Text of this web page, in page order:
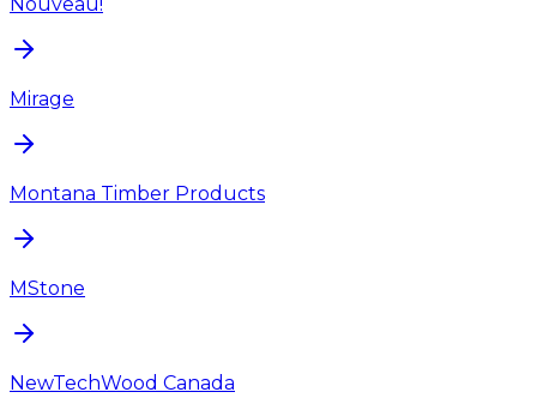
Mirage
Montana Timber Products
MStone
NewTechWood Canada